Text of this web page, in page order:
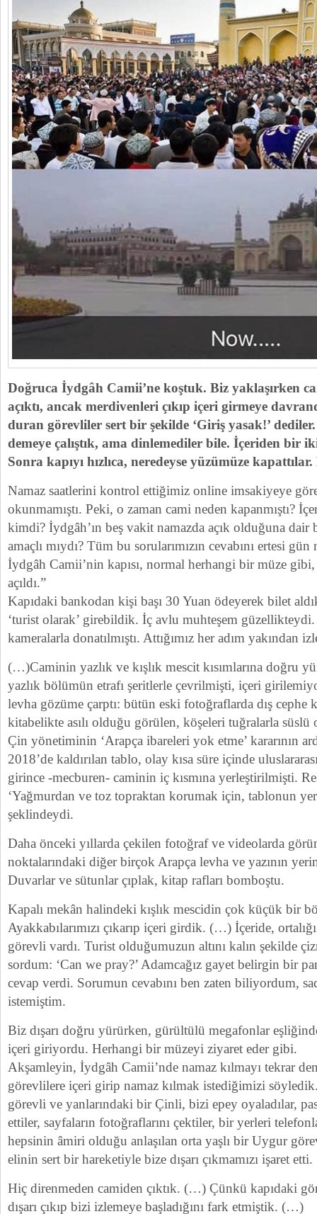
Doğruca İydgâh Camii’ne koştuk. Biz yaklaşırken
açıktı, ancak merdivenleri çıkıp içeri girmeye
duran görevliler sert bir şekilde ‘Giriş yasak!’ dediler.
demeye çalıştık, ama dinlemediler bile. İçeriden bir
Sonra kapıyı hızlıca, neredeyse yüzümüze
Namaz saatlerini kontrol ettiğimiz online imsakiyeye
okunmamıştı. Peki, o zaman cami neden kapanmıştı?
kimdi? İydgâh’ın beş vakit namazda açık olduğuna dair
amaçlı mıydı? Tüm bu sorularımızın cevabını ertesi
İydgâh Camii’nin kapısı, normal herhangi bir müze gibi,
açıldı.”
Kapıdaki bankodan kişi başı 30 Yuan ödeyerek bilet
‘turist olarak’ girebildik. İç avlu muhteşem
kameralarla donatılmıştı. Attığımız her adım yakından
(…)Caminin yazlık ve kışlık mescit kısımlarına doğru
yazlık bölümün etrafı şeritlerle çevrilmişti, içeri
levha gözüme çarptı: bütün eski fotoğraflarda dış cephe
kitabelikte asılı olduğu görülen, köşeleri tuğralarla süslü
Çin yönetiminin ‘Arapça ibareleri yok etme’ kararının
2018’de kaldırılan tablo, olay kısa süre içinde
girince -mecburen- caminin iç kısmına yerleştirilmişti.
‘Yağmurdan ve toz topraktan korumak için, tablonun
şeklindeydi.
Daha önceki yıllarda çekilen fotoğraf ve videolarda
noktalarındaki diğer birçok Arapça levha ve yazının
Duvarlar ve sütunlar çıplak, kitap rafları bomboştu.
Kapalı mekân halindeki kışlık mescidin çok küçük bir
Ayakkabılarımızı çıkarıp içeri girdik. (…) İçeride,
görevli vardı. Turist olduğumuzun altını kalın şekilde
sordum: ‘Can we pray?’ Adamcağız gayet belirgin bir
cevap verdi. Sorumun cevabını ben zaten biliyordum,
istemiştim.
Biz dışarı doğru yürürken, gürültülü megafonlar
içeri giriyordu. Herhangi bir müzeyi ziyaret eder gibi.
Akşamleyin, İydgâh Camii’nde namaz kılmayı tekrar
görevlilere içeri girip namaz kılmak istediğimizi
görevli ve yanlarındaki bir Çinli, bizi epey oyaladılar,
ettiler, sayfaların fotoğraflarını çektiler, bir yerleri
hepsinin âmiri olduğu anlaşılan orta yaşlı bir Uygur
elinin sert bir hareketiyle bize dışarı çıkmamızı işaret etti.
Hiç direnmeden camiden çıktık. (…) Çünkü kapıdaki
dışarı çıkıp bizi izlemeye başladığını fark etmiştik. (…)